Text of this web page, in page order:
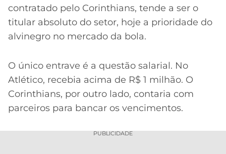
contratado pelo Corinthians, tende a ser o
titular absoluto do setor, hoje a prioridade do
alvinegro no mercado da bola.
O único entrave é a questão salarial. No
Atlético, recebia acima de R$ 1 milhão. O
Corinthians, por outro lado, contaria com
parceiros para bancar os vencimentos.
PUBLICIDADE